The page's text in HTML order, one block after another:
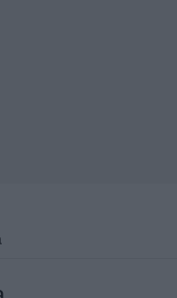
jest niezwykle